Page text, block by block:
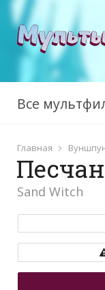
Все
Главная
Sand Witch